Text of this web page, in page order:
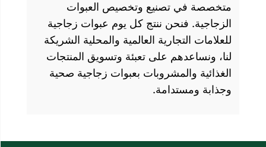
وتخصيص العبوات
ننتج كل يوم عبوات زجاجية
العالمية والمحلية الشريكة
على تعبئة وتسويق المنتجات
بعبوات زجاجية صحية